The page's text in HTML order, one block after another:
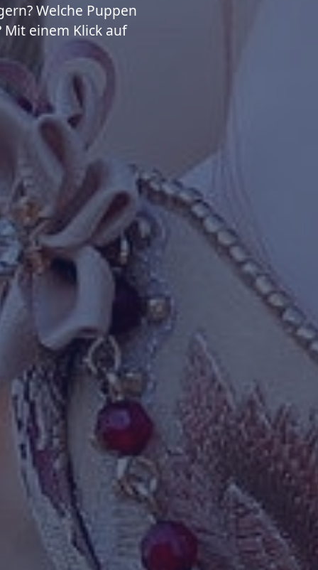
Welche Puppen
einem Klick auf